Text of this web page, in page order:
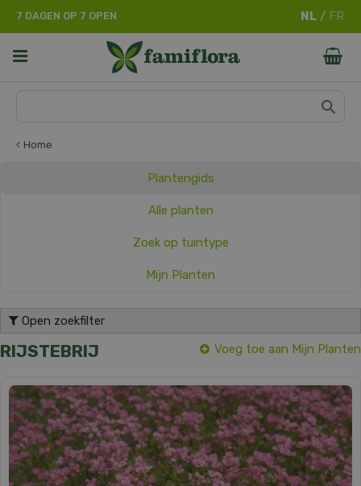
Home
7 DAGEN OP 7 OPEN
Plantengids
Alle planten
Zoek op tuintype
Mijn Planten
Open zoekfilter
RIJSTEBRIJ Voeg toe aan Mijn Planten